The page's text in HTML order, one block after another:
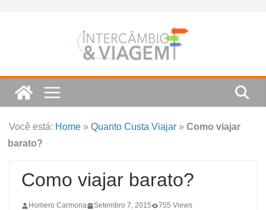
Você está: Home »Quanto Custa Viajar »Como viajar
barato?
Como viajar barato?
Homero Carmona Setembro 7, 2015 755 Views